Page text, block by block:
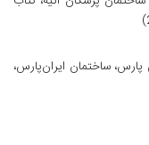
پارس، ساختمان ایران‌پارس،